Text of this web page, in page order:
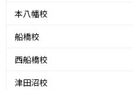
本八幡校
船橋校
西船橋校
津田沼校